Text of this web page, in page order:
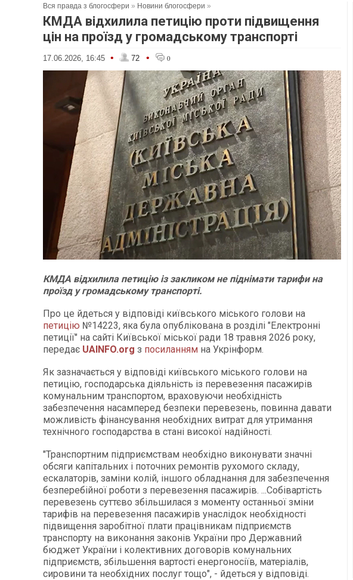
Вся правда з блогосфери » Новини блогосфери »
КМДА відхилила петицію проти підвищення
цін на проїзд у громадському транспорті
17.06.2026, 16:45 • 72 • 0
КМДА відхилила петицію із закликом не піднімати тарифи на
проїзд у громадському транспорті.
Про це йдеться у відповіді київського міського голови на
петицію №14223, яка була опублікована в розділі "Електронні
петиції" на сайті Київської міської ради 18 травня 2026 року,
передає UAINFO.org з посиланням на Укрінформ.
Як зазначається у відповіді київського міського голови на
петицію, господарська діяльність із перевезення пасажирів
комунальним транспортом, враховуючи необхідність
забезпечення насамперед безпеки перевезень, повинна давати
можливість фінансування необхідних витрат для утримання
технічного господарства в стані високої надійності.
"Транспортним підприємствам необхідно виконувати значні
обсяги капітальних і поточних ремонтів рухомого складу,
ескалаторів, заміни колій, іншого обладнання для забезпечення
безперебійної роботи з перевезення пасажирів. ...Собівартість
перевезень суттєво збільшилася з моменту останньої зміни
тарифів на перевезення пасажирів унаслідок необхідності
підвищення заробітної плати працівникам підприємств
транспорту на виконання законів України про Державний
бюджет України і колективних договорів комунальних
підприємств, збільшення вартості енергоносіїв, матеріалів,
сировини та необхідних послуг тощо", - йдеться у відповіді.